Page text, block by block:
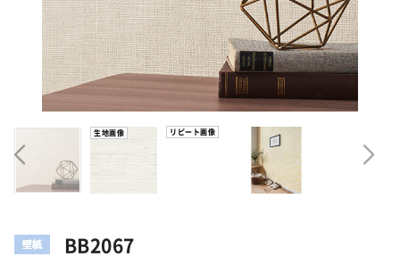
生地画像 リピート画像
BB2067